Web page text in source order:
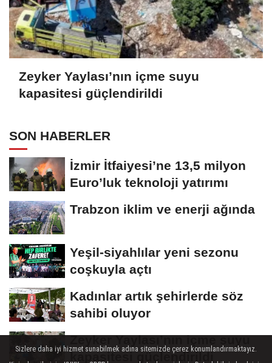
Zeyker Yaylası’nın içme suyu
kapasitesi güçlendirildi
SON HABERLER
İzmir İtfaiyesi’ne 13,5 milyon
Euro’luk teknoloji yatırımı
Trabzon iklim ve enerji ağında
Yeşil-siyahlılar yeni sezonu
coşkuyla açtı
Kadınlar artık şehirlerde söz
sahibi oluyor
Zeyker Yaylası’nın içme suyu
kapasitesi güçlendirildi
Sizlere daha iyi hizmet sunabilmek adına sitemizde çerez konumlandırmaktayız.